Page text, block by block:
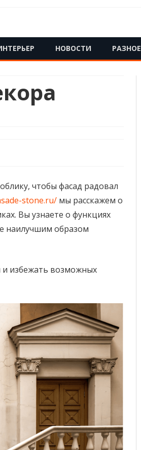
to
content
НОВОСТИ РАЗНОЕ
чтобы фасад радовал
stone.ru/ мы расскажем о
Вы узнаете о функциях
наилучшим образом
и избежать возможных